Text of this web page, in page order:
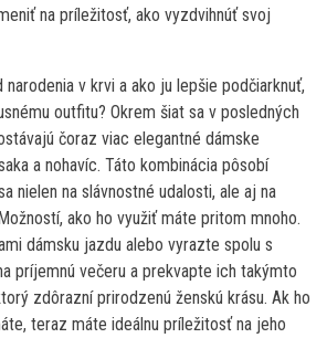
na príležitosť, ako vyzdvihnúť svoj
narodenia v krvi a ako ju lepšie podčiarknuť,
outfitu? Okrem šiat sa v posledných
čoraz viac elegantné dámske
a nohavíc. Táto kombinácia pôsobí
nielen na slávnostné udalosti, ale aj na
ako ho využiť máte pritom mnoho.
dámsku jazdu alebo vyrazte spolu s
príjemnú večeru a prekvapte ich takýmto
zdôrazní prirodzenú ženskú krásu. Ak ho
teraz máte ideálnu príležitosť na jeho